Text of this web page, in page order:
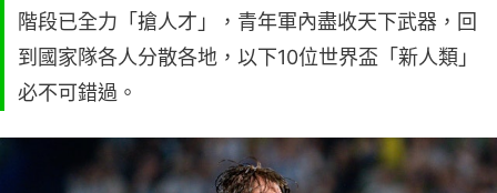
階段已全力「搶人才」，青年軍內盡收天下武器，回
到國家隊各人分散各地，以下10位世界盃「新人類」
必不可錯過。